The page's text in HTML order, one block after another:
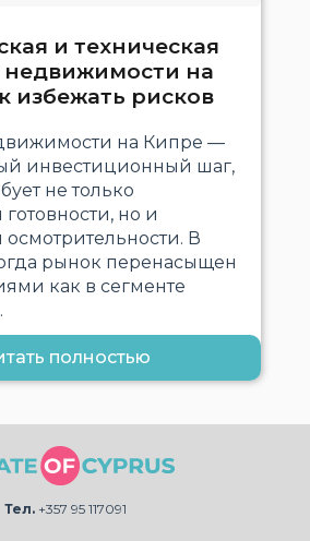
и техническая
недвижимости на
избежать рисков
на Кипре —
инвестиционный шаг,
не только
но и
В
рынок перенасыщен
как в сегменте
полностью
Тел. +357 95 117091